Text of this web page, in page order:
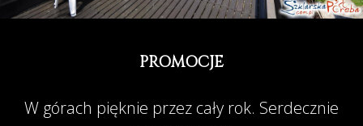
PROMOCJE
W górach pięknie przez cały rok. Serdecznie